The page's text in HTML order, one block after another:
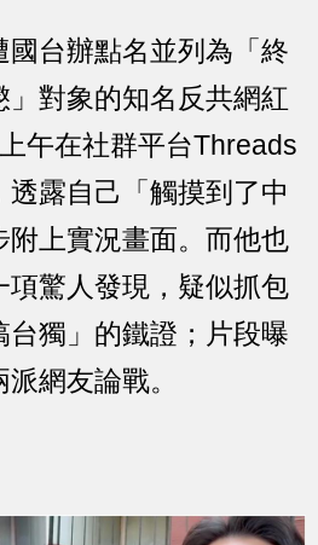
台辦點名並列為「終
對象的知名反共網紅
午在社群平台Threads
透露自己「觸摸到了中
附上實況畫面。而他也
項驚人發現，疑似抓包
台獨」的鐵證；片段曝
網友論戰。